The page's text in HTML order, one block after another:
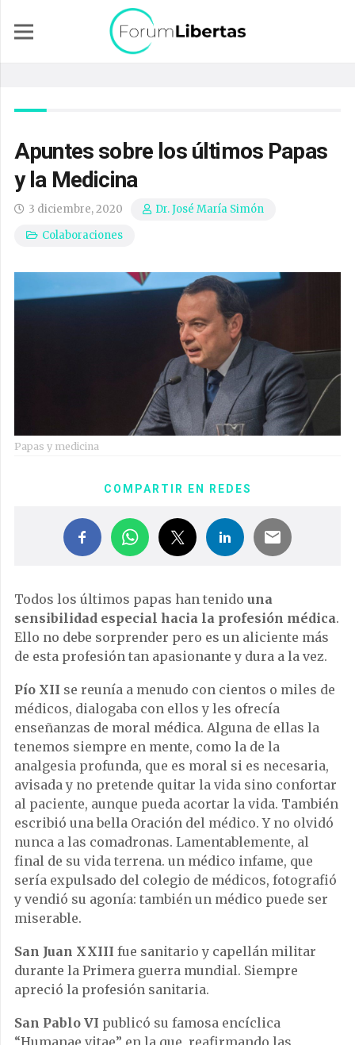
Apuntes sobre los últimos Papas
y la Medicina
3 diciembre, 2020
Dr. José María Simón
Colaboraciones
Papas y medicina
COMPARTIR EN REDES
Todos los últimos papas han tenido una
sensibilidad especial hacia la profesión médica.
Ello no debe sorprender pero es un aliciente más
de esta profesión tan apasionante y dura a la vez.
Pío XII se reunía a menudo con cientos o miles de
médicos, dialogaba con ellos y les ofrecía
enseñanzas de moral médica. Alguna de ellas la
tenemos siempre en mente, como la de la
analgesia profunda, que es moral si es necesaria,
avisada y no pretende quitar la vida sino confortar
al paciente, aunque pueda acortar la vida. También
escribió una bella Oración del médico. Y no olvidó
nunca a las comadronas. Lamentablemente, al
final de su vida terrena. un médico infame, que
sería expulsado del colegio de médicos, fotografió
y vendió su agonía: también un médico puede ser
miserable.
San Juan XXIII fue sanitario y capellán militar
durante la Primera guerra mundial. Siempre
apreció la profesión sanitaria.
San Pablo VI publicó su famosa encíclica
“Humanae vitae” en la que, reafirmando las